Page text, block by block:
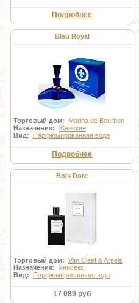
Подробнее
Bleu Royal
Торговый дом: Marina de Bourbon
Назначения: Женские
Вид: Парфюмированная вода
Подробнее
Bois Dore
Торговый дом: Van Cleef & Arpels
Назначения: Унисекс
Вид: Парфюмированная вода
17 089 руб